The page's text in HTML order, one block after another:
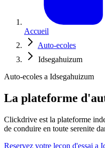
Accueil
Auto-ecoles
Idsegahuizum
Auto-ecoles a Idsegahuizum
La plateforme
Clickdrive est la plateforme
de conduire en toute serenite
Reservez votre lecon d'essai a